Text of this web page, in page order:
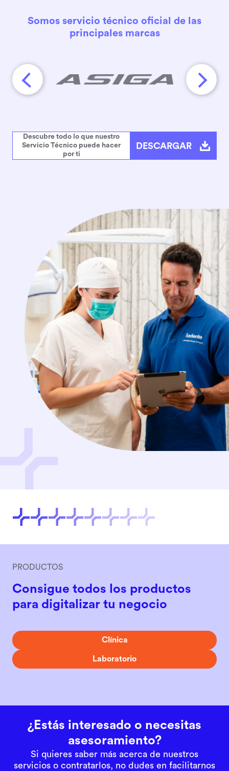
Somos servicio técnico oficial de las
principales marcas
Descubre todo lo que nuestro
Servicio Técnico puede hacer
por ti
DESCARGAR
PRODUCTOS
Consigue todos los productos
para digitalizar tu negocio
Clínica
Laboratorio
¿Estás interesado o necesitas
asesoramiento?
Si quieres saber más acerca de nuestros
servicios o contratarlos, no dudes en facilitarnos